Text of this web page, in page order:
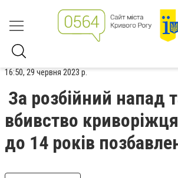
16:50, 29 червня 2023 р.
За розбійний напад
вбивство
до 14 років